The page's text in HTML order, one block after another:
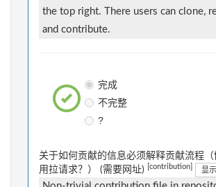
the top right. There users can clone,
and contribute.
完成
不完整
?
关于如何贡献的信息必须解释贡献流程
用拉请求？） (需要网址)
[contribution] 显